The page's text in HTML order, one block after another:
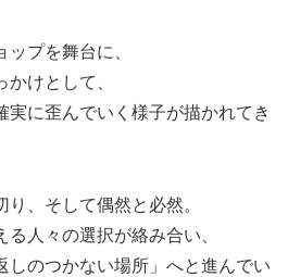
プを舞台に、
けとして、
実に歪んでいく様子が描かれてき
、そして偶然と必然。
人々の選択が絡み合い、
しのつかない場所」へと進んでい